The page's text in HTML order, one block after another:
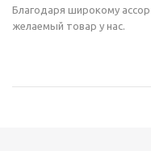
Благодаря широкому
желаемый товар у нас.